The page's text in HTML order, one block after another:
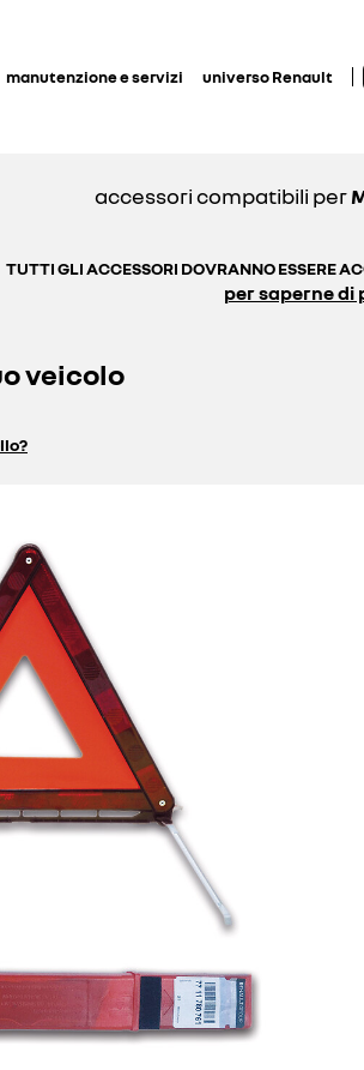
manutenzione e servizi universo Renault
accessori compatibili per
TUTTI GLI ACCESSORI DOVRANNO ESSERE
per saperne di
veicolo